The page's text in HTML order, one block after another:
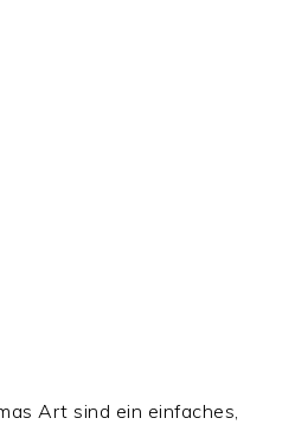
Art sind ein einfaches,